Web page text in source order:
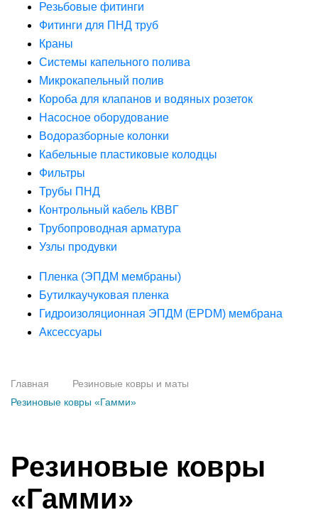
Резьбовые фитинги
Фитинги для ПНД труб
Краны
Системы капельного полива
Микрокапельный полив
Короба для клапанов и водяных розеток
Насосное оборудование
Водоразборные колонки
Кабельные пластиковые колодцы
Фильтры
Трубы ПНД
Контрольный кабель КВВГ
Трубопроводная арматура
Узлы продувки
Пленка (ЭПДМ мембраны)
Бутилкаучуковая пленка
Гидроизоляционная ЭПДМ (EPDM) мембрана
Аксессуары
Главная
Резиновые ковры и маты
Резиновые ковры «Гамми»
Резиновые ковры
«Гамми»